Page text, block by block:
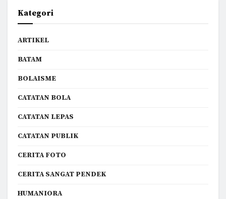
Kategori
ARTIKEL
BATAM
BOLAISME
CATATAN BOLA
CATATAN LEPAS
CATATAN PUBLIK
CERITA FOTO
CERITA SANGAT PENDEK
HUMANIORA